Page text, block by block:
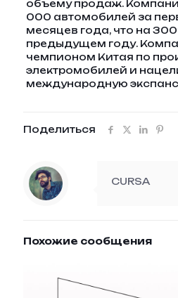
объему продаж.
000 автомобилей за
месяцев года, что на
предыдущем году.
чемпионом Китая по
электромобилей и
международную
Поделиться
CURSA
Похожие сообщения